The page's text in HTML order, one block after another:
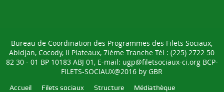
Bureau de Coordination des Programmes des Filets Sociaux,
Abidjan, Cocody, II Plateaux, 7ième Tranche Tél : (225) 2722 50
82 30 - 01 BP 10183 ABJ 01, E-mail: ugp@filetsociaux-ci.org BCP-
FILETS-SOCIAUX@2016 byGBR
Accueil Filets sociaux Structure
Médiathèque